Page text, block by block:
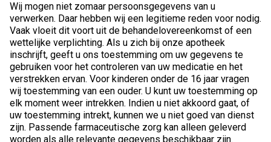
Wij mogen niet zomaar persoonsgegevens van u
verwerken. Daar hebben wij een legitieme reden voor nodig.
Vaak vloeit dit voort uit de behandelovereenkomst of een
wettelijke verplichting. Als u zich bij onze apotheek
inschrijft, geeft u ons toestemming om uw gegevens te
gebruiken voor het controleren van uw medicatie en het
verstrekken ervan. Voor kinderen onder de 16 jaar vragen
wij toestemming van een ouder. U kunt uw toestemming op
elk moment weer intrekken. Indien u niet akkoord gaat, of
uw toestemming intrekt, kunnen we u niet goed van dienst
zijn. Passende farmaceutische zorg kan alleen geleverd
worden als alle relevante gegevens beschikbaar zijn.